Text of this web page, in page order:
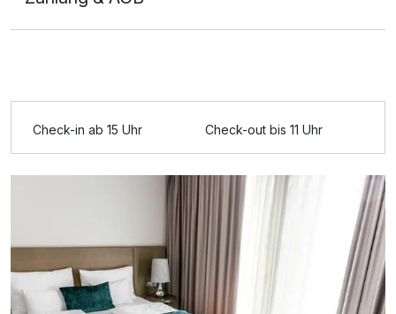
Für 3 Tage p.P. ab235,00 €
Einzelzimmer
1 Erwachsenen und 1 Kind
Check-in ab 15 Uhr Check-out bis 11 Uhr